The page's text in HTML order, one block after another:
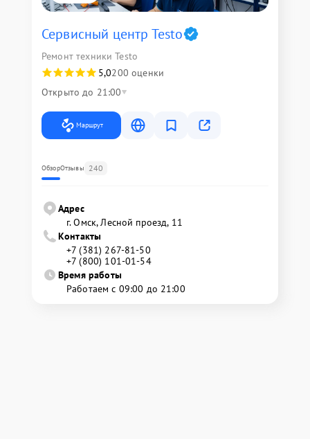
Сервисный центр Testo
Ремонт техники Testo
5,0200 оценки
Открыто до 21:00
Маршрут
ОбзорОтзывы 240
Адрес
г. Омск, ​Лесной проезд, 11
Контакты
+7 (381) 267-81-50
+7 (800) 101-01-54
Время работы
Работаем с 09:00 до 21:00